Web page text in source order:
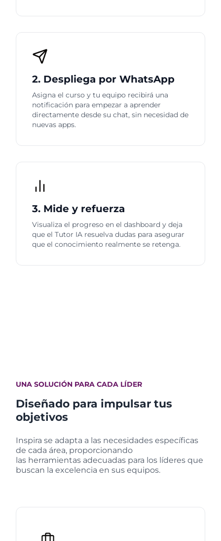
2. Despliega por WhatsApp
Asigna el curso y tu equipo recibirá una
notificación para empezar a aprender
directamente desde su chat, sin necesidad de
nuevas apps.
3. Mide y refuerza
Visualiza el progreso en el dashboard y deja
que el Tutor IA resuelva dudas para asegurar
que el conocimiento realmente se retenga.
UNA SOLUCIÓN PARA CADA LÍDER
Diseñado para impulsar tus
objetivos
Inspira se adapta a las necesidades específicas
de cada área, proporcionando
las herramientas adecuadas para los líderes que
buscan la excelencia en sus equipos.